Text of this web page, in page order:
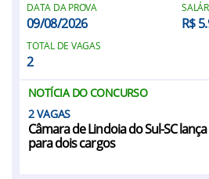
DATA DA PROVA
09/08/2026 R$
TOTAL DE VAGAS
2
NOTÍCIA DO CONCURSO
2
Câmara de Lindoia do Sul-SC
para dois cargos